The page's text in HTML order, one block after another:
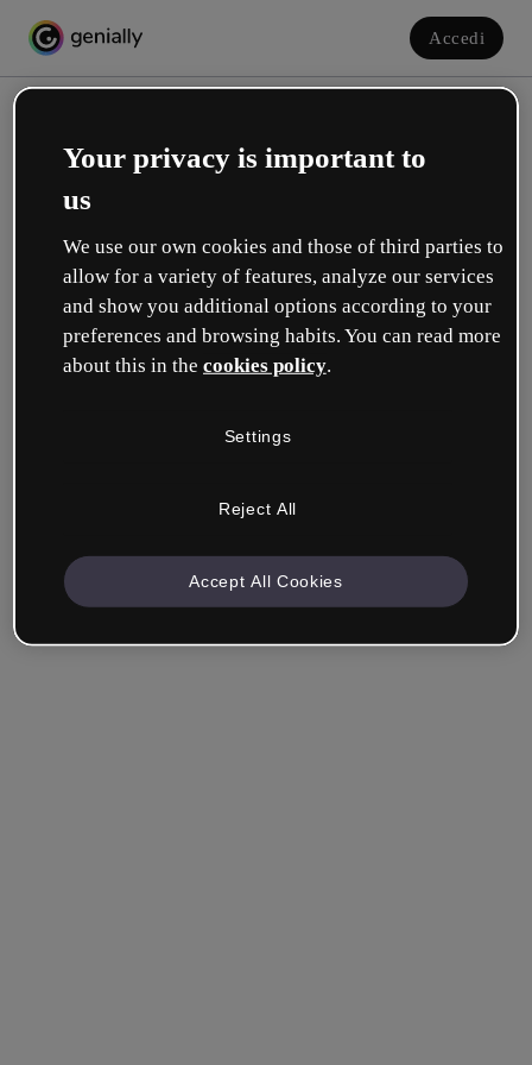
Accedi
Crea il tuo account gratuito!
Quale opzione ti descrive meglio?
Azienda e Professionisti
un altro settore.
Your privacy is important to
us
We use our own cookies and those of third parties to
allow for a variety of features, analyze our services
and show you additional options according to your
preferences and browsing habits. You can read more
about this in the cookies policy.
Settings
Reject All
Accept All Cookies